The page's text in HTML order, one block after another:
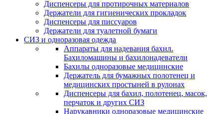
Диспенсеры для протирочных материалов
Держатели для гигиенических прокладок
Диспенсеры для писсуаров
Держатели для туалетной бумаги
СИЗ и одноразовая одежда
Аппараты для надевания бахил.
Бахиломашины и бахилонадеватели
Бахилы одноразовые медицинские
Держатель для бумажных полотенец и
медицинских простыней в рулонах
Диспенсеры для бахил, полотенец, масок,
перчаток и других СИЗ
Нарукавники одноразовые медицинские